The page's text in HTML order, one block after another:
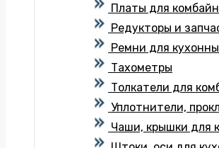
Платы для
Редукторы и
Ремни для
Тахометры
Толкатели для
Уплотнители,
Чаши, крышки для